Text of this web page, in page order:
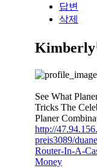
답변
삭제
Kimberly
See What
Tricks The
Planer
http://
preis3089/
Router-In-A-
Money